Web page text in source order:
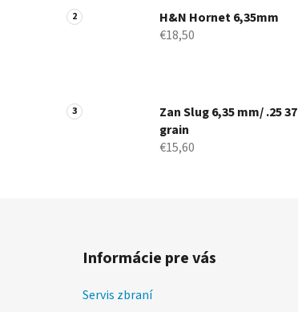
H&N Hornet 6,35mm
€18,50
Zan Slug 6,35 mm/ .25 37
grain
€15,60
Informácie pre vás
Servis zbraní